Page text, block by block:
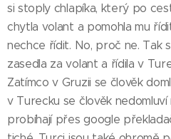
si stoply chlapíka, který po
chytla volant a pomohla mu
nechce řídit. No, proč ne. Tak
zasedla za volant a řídila v
Zatímco v Gruzii se člověk
v Turecku se člověk
probíhají přes google